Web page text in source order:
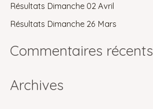
r
Résultats Dimanche 02 Avril
Résultats Dimanche 26 Mars
Commentaires récents
Archives